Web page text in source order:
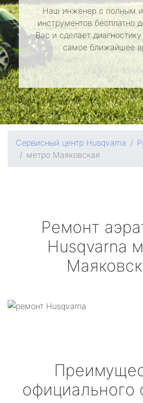
Наш инженер с полным
инструментов бесплатно
Вас и сделает
самое ближайшее
Сервисный центр Husqvarna
метро Маяковская
Ремонт
Husqvarna
официального